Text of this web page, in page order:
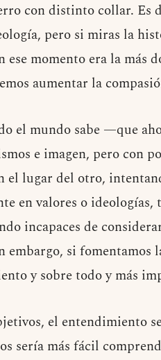
con distinto collar. Es
pero si miras la
ese momento era la más
aumentar la
el mundo sabe —que
e imagen, pero con
el lugar del otro,
en valores o
incapaces de
embargo, si fomentamos
y sobre todo y más
el entendimiento
sería más fácil